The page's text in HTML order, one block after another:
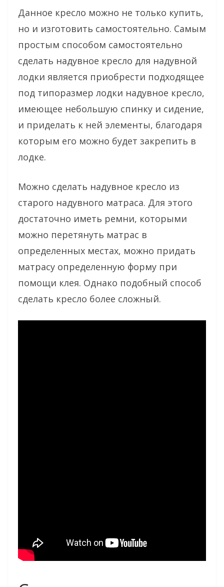
Данное кресло можно не только купить,
но и изготовить самостоятельно. Самым
простым способом самостоятельно
сделать надувное кресло для надувной
лодки является приобрести подходящее
под типоразмер лодки надувное кресло,
имеющее небольшую спинку и сидение,
и приделать к ней элементы, благодаря
которым его можно будет закрепить в
лодке.
Можно сделать надувное кресло из
старого надувного матраса. Для этого
достаточно иметь ремни, которыми
можно перетянуть матрас в
определенных местах, можно придать
матрасу определенную форму при
помощи клея. Однако подобный способ
сделать кресло более сложный.